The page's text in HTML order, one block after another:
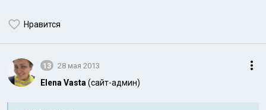
Нравится
13 28 мая 2013
Elena Vasta (сайт-админ)